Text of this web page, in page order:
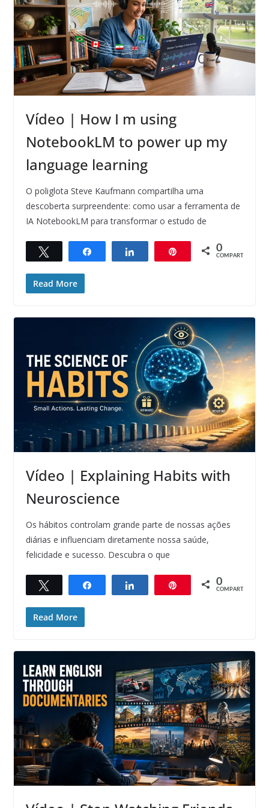
Vídeo | How I m using
NotebookLM to power up my
language learning
O poliglota Steve Kaufmann compartilha uma
descoberta surpreendente: como usar a ferramenta de
IA NotebookLM para transformar o estudo de
Compartilhar Compartilhar 0
COMPART.
Read More
Vídeo | Explaining Habits with
Neuroscience
Os hábitos controlam grande parte de nossas ações
diárias e influenciam diretamente nossa saúde,
felicidade e sucesso. Descubra o que
Compartilhar Compartilhar 0
COMPART.
Read More